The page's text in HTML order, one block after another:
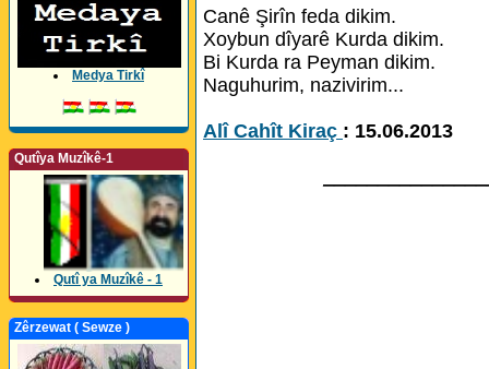
Medya Tirkî
Qutîya Muzîkê-1
Qutî ya Muzîkê - 1
Zêrzewat ( Sewze )
Canê Şirîn feda dikim.
Xoybun dîyarê Kurda dikim.
Bi Kurda ra Peyman dikim.
Naguhurim, nazivirim...
Alî Cahît Kiraç : 15.06.2013